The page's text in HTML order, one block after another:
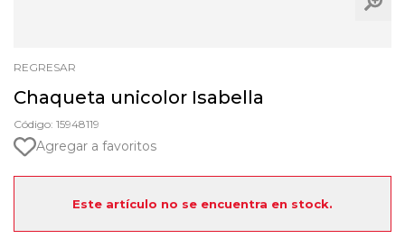
REGRESAR
Chaqueta unicolor Isabella
Código: 15948119
Agregar a favoritos
Este artículo no se encuentra en stock.